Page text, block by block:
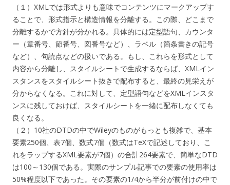
（１）XMLでは形式よりも意味でコンテンツにマークアップす
ることで、形式指示と構造情報を分離する。この際、どこまで
分離するかで方針が分かれる。具体的には定型語句、カウンタ
ー（章番号、節番号、図番号など）、ラベル（箇条書きの記号
など）、句読点などの扱いである。もし、これらを形式として
内容から分離し、スタイルシートで生成するならば、XMLイン
スタンスをスタイルシート抜きで配布すると、最終の見栄えが
分からなくなる。これに対して、定型語句などをXMLインスタ
ンスに残しておけば、スタイルシートを一緒に配布しなくても
良くなる。
（２）10社のDTDの中でWileyのものがもっとも複雑で、基本
要素250個、表7個、数式7個（数式はTeXで記述しており、こ
れをラップするXML要素が7個）の合計264要素で、簡単なDTD
は100～130個である。実際のサンプル記事での要素の使用率は
50%程度以下であった。その要素の1/4から半分が前付けの中で